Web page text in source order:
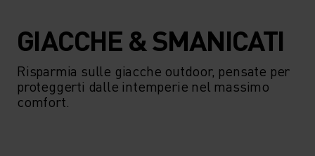
GIACCHE & SMANICATI
Risparmia sulle giacche outdoor, pensate per
proteggerti dalle intemperie nel massimo
comfort.